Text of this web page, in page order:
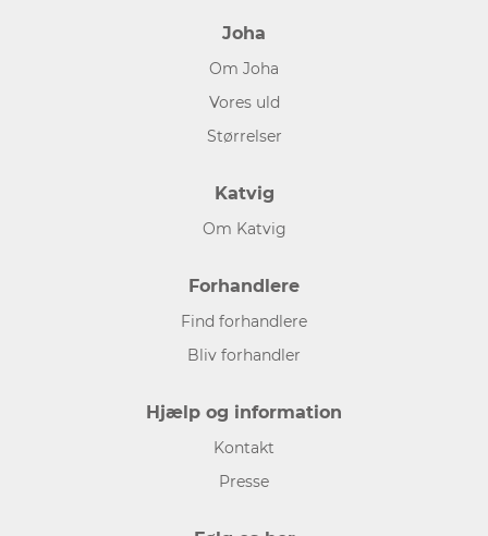
Joha
Om Joha
Vores uld
Størrelser
Katvig
Om Katvig
Forhandlere
Find forhandlere
Bliv forhandler
Hjælp og information
Kontakt
Presse